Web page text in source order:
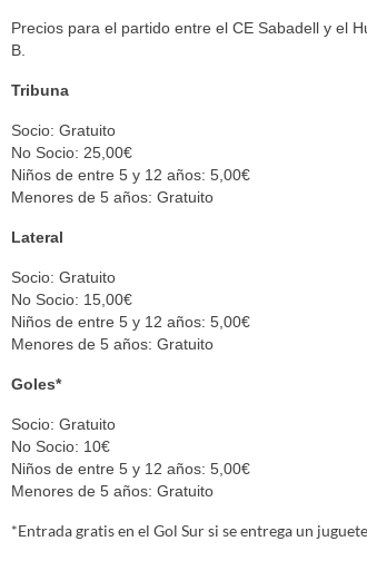
Precios para el partido entre el CE Sabadell y el
B.
Tribuna
Socio: Gratuito
No Socio: 25,00€
Niños de entre 5 y 12 años: 5,00€
Menores de 5 años: Gratuito
Lateral
Socio: Gratuito
No Socio: 15,00€
Niños de entre 5 y 12 años: 5,00€
Menores de 5 años: Gratuito
Goles*
Socio: Gratuito
No Socio: 10€
Niños de entre 5 y 12 años: 5,00€
Menores de 5 años: Gratuito
*Entrada gratis en el Gol Sur si se entrega un